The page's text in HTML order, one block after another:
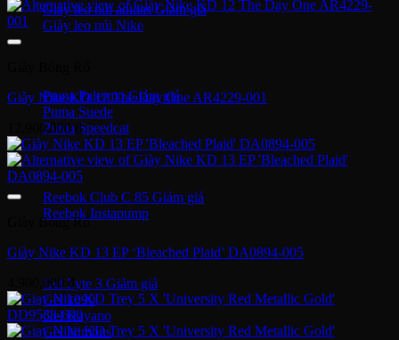
Giày leo núi adidas
Giày leo núi Nike
Puma Palermo
Puma Suede
Puma Speedcat
Giày Reebok
Reebok Club C 85
Reebok Instapump
Giày Asics
Gel Lyte 3
Gel 1090
Gel Kayano
Gel Nimbus
Giày Nike KD 12 The Day One AR4229-001
12,900,000 ₫
Giày Bóng Rổ
Giày Nike KD 13 EP ‘Bleached Plaid’ DA0894-005
4,900,000₫